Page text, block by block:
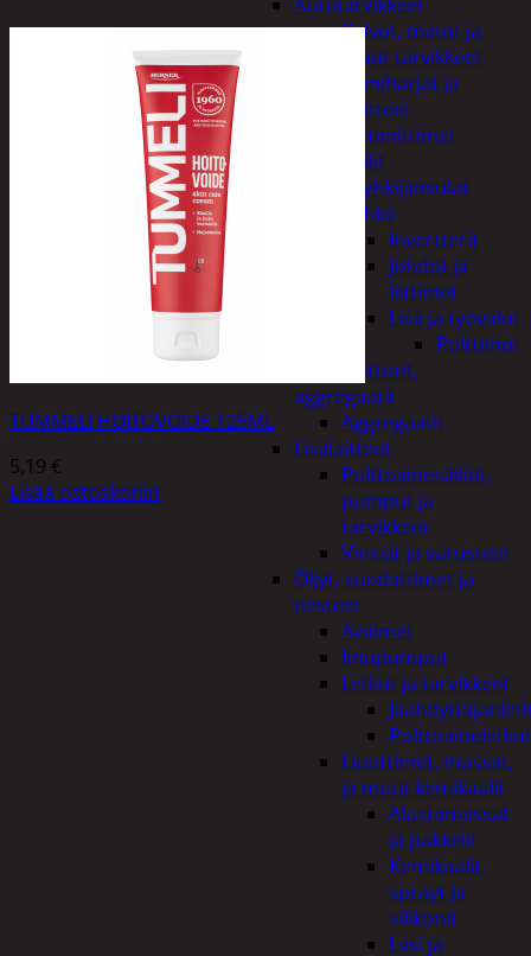
Kalvot, matot ja
muut tarvikkeet
Lumiharjat ja
peitteet
Lämmittimet
Peilit
Pyyhkijänsulat
Sähkö
Invertterit
Johdot ja
liittimet
Lisä ja työvalot
Polttimot
Irtomoottorit,
aggregaatit
Aggregaatit
Lisälaitteet
Polttoainesäiliöt,
pumput ja
tarvikkeet
Vinssit ja varusteet
Öljyt, suodattimet ja
nesteet
Avaimet
Imupumput
Letkut ja tarvikkeet
Polttoaineletkut
Liuottimet, massat,
ja muut kemikaalit
Alustamassat
ja pakkelit
Kemikaalit,
sprayt ja
silikonit
Lasi ja
TUMMELI HOITOVOIDE 125ML
5,19 €
Lisää ostoskoriin